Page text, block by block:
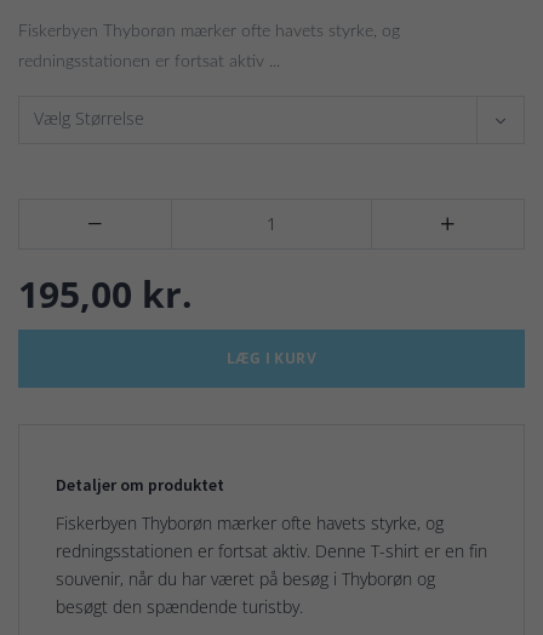
Fiskerbyen Thyborøn mærker ofte havets styrke, og
redningsstationen er fortsat aktiv ...
Vælg Størrelse
 
195,00 kr.
LÆG I KURV
Detaljer om produktet
Fiskerbyen Thyborøn mærker ofte havets styrke, og
redningsstationen er fortsat aktiv. Denne T-shirt er en fin
souvenir, når du har været på besøg i Thyborøn og
besøgt den spændende turistby.